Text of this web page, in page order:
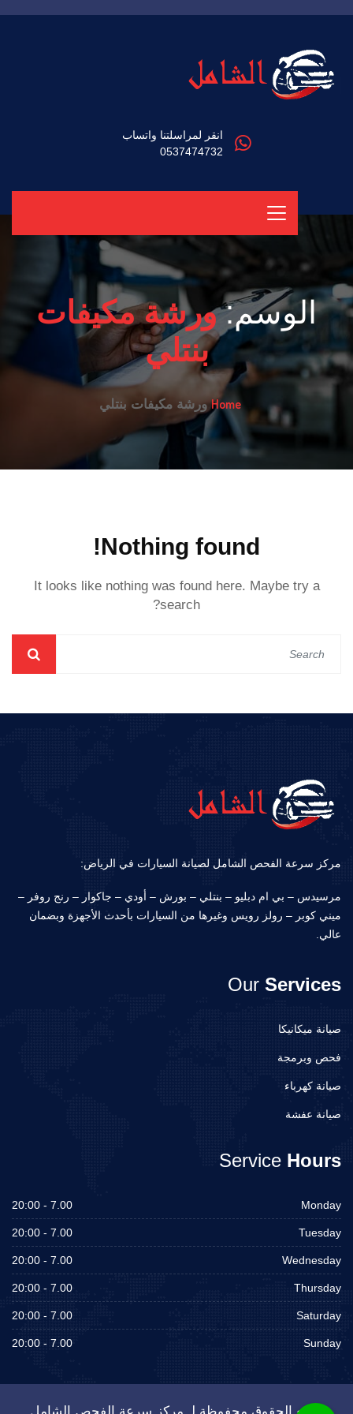
انقر لمراسلتنا واتساب
0537474732
الوسم:ورشة مكيفات
بنتلي
Homeورشة مكيفات بنتلي
Nothing found!
It looks like nothing was found here. Maybe try a
search?
مركز سرعة الفحص الشامل لصيانة السيارات في الرياض:
مرسيدس – بي ام دبليو – بنتلي – بورش – أودي – جاكوار – رنج روفر –
ميني كوبر – رولز رويس وغيرها من السيارات بأحدث الأجهزة وبضمان
عالي.
Our Services
صيانة ميكانيكا
فحص وبرمجة
صيانة كهرباء
صيانة عفشة
Service Hours
Monday
7.00 - 20:00
Tuesday
7.00 - 20:00
Wednesday
7.00 - 20:00
Thursday
7.00 - 20:00
Saturday
7.00 - 20:00
Sunday
7.00 - 20:00